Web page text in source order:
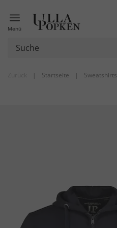
Menü
| Startseite | Sweatshirts